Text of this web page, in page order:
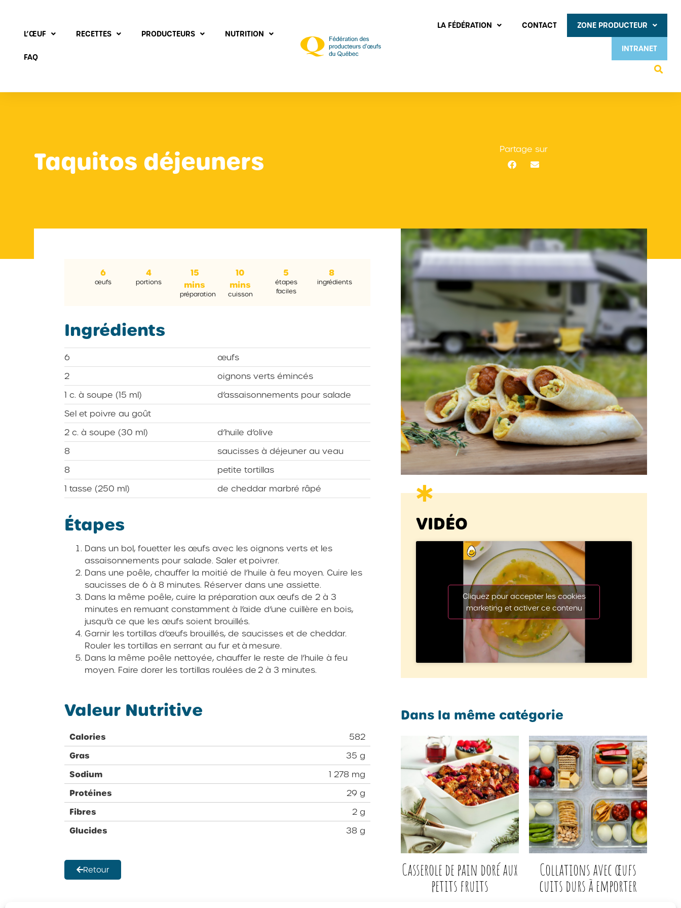
L’ŒUF RECETTES PRODUCTEURS NUTRITION
FAQ
LA FÉDÉRATION CONTACT ZONE PRODUCTEUR
INTRANET
Taquitos déjeuners Partage sur
6
œufs
4
portions
15
mins
préparation
10
mins
cuisson
5
étapes
faciles
8
ingrédients
Ingrédients
6
œufs
2
oignons verts émincés
1 c. à soupe (15 ml)
d’assaisonnements pour salade
Sel et poivre au goût
2 c. à soupe (30 ml)
d’huile d’olive
8
saucisses à déjeuner au veau
8
petite tortillas
1 tasse (250 ml)
de cheddar marbré râpé
Étapes
Dans un bol, fouetter les œufs avec les oignons verts et les
assaisonnements pour salade. Saler et poivrer.
Dans une poêle, chauffer la moitié de l’huile à feu moyen. Cuire les
saucisses de 6 à 8 minutes. Réserver dans une assiette.
Dans la même poêle, cuire la préparation aux œufs de 2 à 3
minutes en remuant constamment à l’aide d’une cuillère en bois,
jusqu’à ce que les œufs soient brouillés.
Garnir les tortillas d’œufs brouillés, de saucisses et de cheddar.
Rouler les tortillas en serrant au fur et à mesure.
Dans la même poêle nettoyée, chauffer le reste de l’huile à feu
moyen. Faire dorer les tortillas roulées de 2 à 3 minutes.
Valeur Nutritive
Calories
582
Gras
35 g
Sodium
1 278 mg
Protéines
29 g
Fibres
2 g
Glucides
38 g
Retour
VIDÉO
Cliquez pour accepter les cookies
marketing et activer ce contenu
Dans la même catégorie
Casserole de pain doré aux
petits fruits
Collations avec œufs
cuits durs à emporter